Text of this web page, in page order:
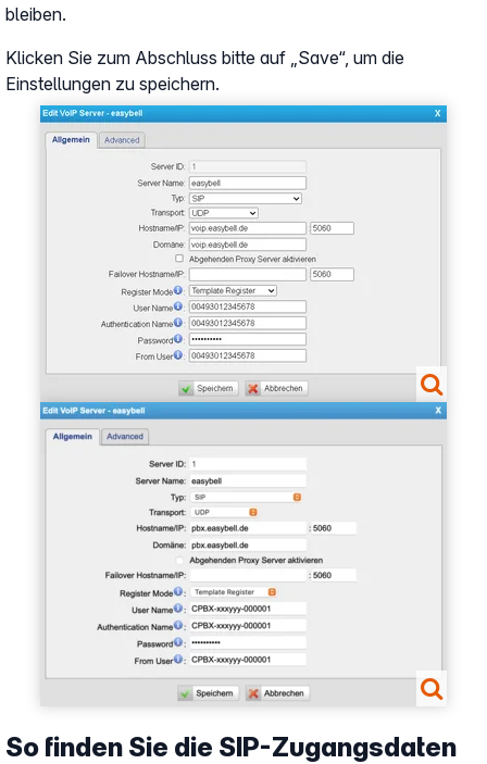
bleiben.
Klicken Sie zum Abschluss bitte auf „Save“, um die
Einstellungen zu speichern.
Show larger version
Show larger version
So finden Sie die SIP-Zugangsdaten